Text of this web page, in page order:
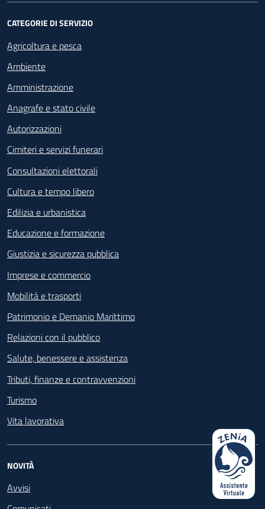
CATEGORIE DI SERVIZIO
Agricoltura e pesca
Ambiente
Amministrazione
Anagrafe e stato civile
Autorizzazioni
Cimiteri e servizi funerari
Consultazioni elettorali
Cultura e tempo libero
Edilizia e urbanistica
Educazione e formazione
Giustizia e sicurezza pubblica
Imprese e commercio
Mobilità e trasporti
Patrimonio e Demanio Marittimo
Relazioni con il pubblico
Salute, benessere e assistenza
Tributi, finanze e contravvenzioni
Turismo
Vita lavorativa
NOVITÀ
Avvisi